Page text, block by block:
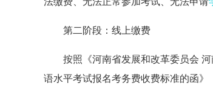
第二阶段：线上缴费
按照《河南省发展和改革委员会
语水平考试报名考务费收费标准的函》